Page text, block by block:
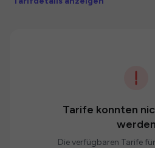
Tarife konnten
werden
Die verfügbaren Tarife